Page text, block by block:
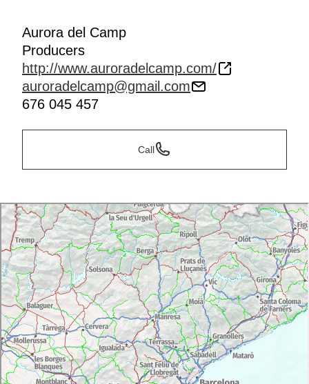
Aurora del Camp
Producers
http://www.auroradelcamp.com/
auroradelcamp@gmail.com
676 045 457
Call